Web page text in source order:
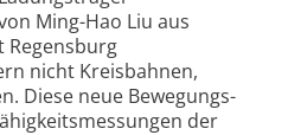
Ming-Hao Liu aus
Regensburg
nicht Kreisbahnen,
Diese neue Bewegungs­
der